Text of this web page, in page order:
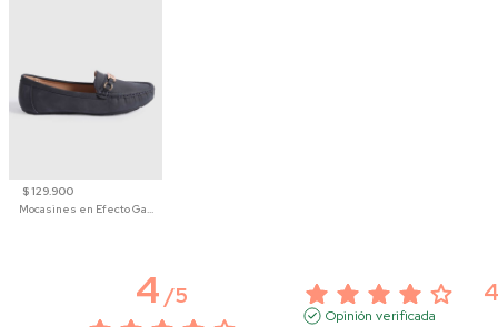
$ 129.900
Mocasines en Efecto Gamuzado Para Mujer
4/5
Opinión verificada